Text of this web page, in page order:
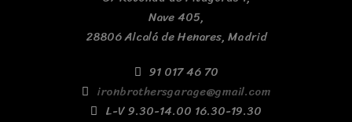
Nave 405,
28806 Alcalá de Henares, Madrid
91 017 46 70
ironbrothersgarage@gmail.com
L-V 9.30-14.00 16.30-19.30